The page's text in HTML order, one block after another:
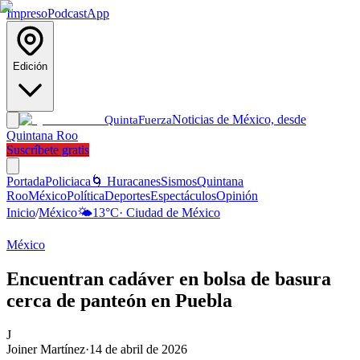
ImpresoPodcastApp
Edición
QuintaFuerzaNoticias de México, desde
Quintana Roo
Suscríbete gratis
PortadaPoliciaca 🌀 HuracanesSismosQuintana
RooMéxicoPolíticaDeportesEspectáculosOpinión
Inicio/México🌤️13°C· Ciudad de México
México
Encuentran cadáver en bolsa de basura
cerca de panteón en Puebla
J
Joiner Martínez·14 de abril de 2026